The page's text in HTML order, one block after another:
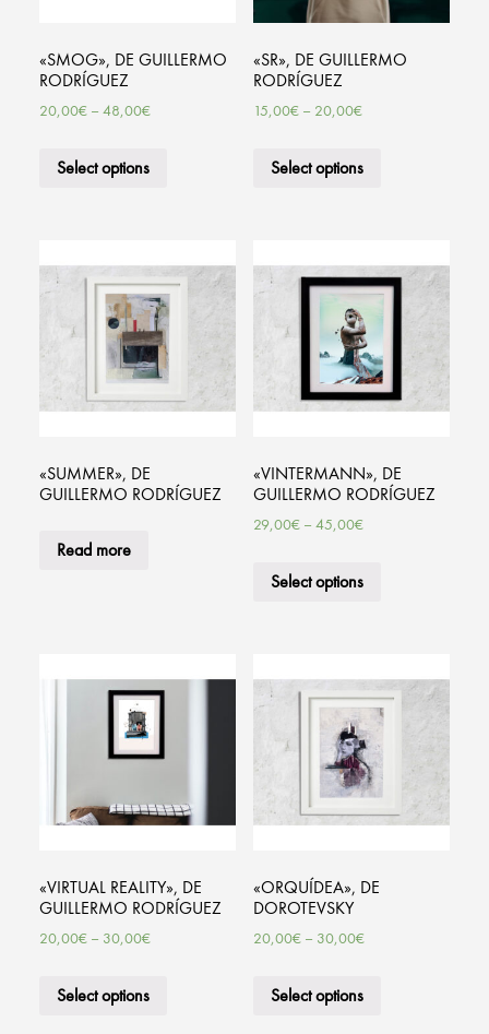
«SMOG», DE GUILLERMO
RODRÍGUEZ
20,00€– 48,00€
Select options
«SR», DE GUILLERMO
RODRÍGUEZ
15,00€– 20,00€
Select options
«SUMMER», DE
GUILLERMO RODRÍGUEZ
Read more
«VINTERMANN», DE
GUILLERMO RODRÍGUEZ
29,00€– 45,00€
Select options
«VIRTUAL REALITY», DE
GUILLERMO RODRÍGUEZ
20,00€– 30,00€
Select options
«ORQUÍDEA», DE
DOROTEVSKY
20,00€– 30,00€
Select options